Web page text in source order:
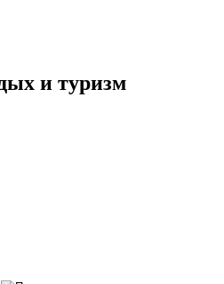
и туризм